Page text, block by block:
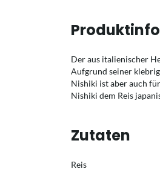
Der aus italienischer
Aufgrund seiner
Nishiki ist aber auch
Nishiki dem Reis
Zutaten
Reis